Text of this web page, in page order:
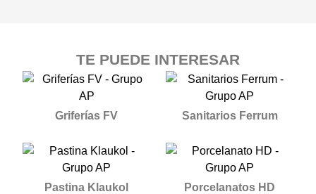
TE PUEDE INTERESAR
Griferías FV Sanitarios Ferrum
Pastina Klaukol Porcelanatos HD